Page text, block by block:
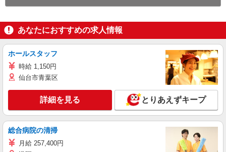
あなたにおすすめの求人情報
ホールスタッフ
時給 1,150円
仙台市青葉区
詳細を見る とりあえずキープ
総合病院の清掃
月給 257,400円